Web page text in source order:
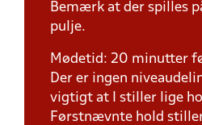
Bemærk at der spilles
pulje.
Mødetid: 20 minutter
Der er ingen
vigtigt at I stiller lige
Førstnævnte hold